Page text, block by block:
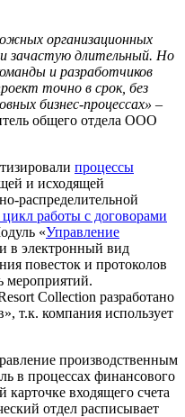
организационных
зачастую длительный. Но
и разработчиков
точно в срок, без
бизнес-процессах» –
общего отдела ООО
процессы
и исходящей
распределительной
работы с договорами
«Управление
в электронный вид
повесток и протоколов
мероприятий.
Collection разработано
т.к. компания использует
производственным
в процессах финансового
входящего счета
отдел расписывает